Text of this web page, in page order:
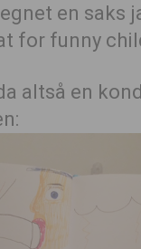
en saks
altså en